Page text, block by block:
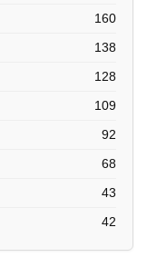
160
138
128
109
92
68
43
42